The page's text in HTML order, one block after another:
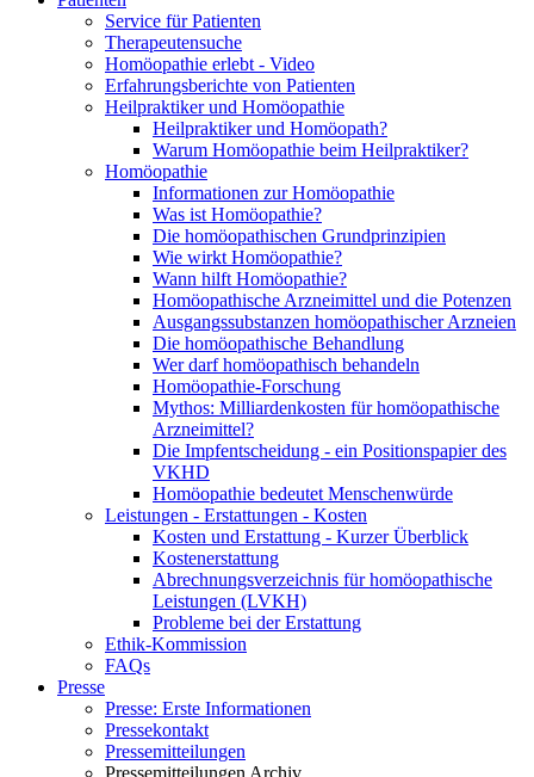
Service für Patienten
Therapeutensuche
Homöopathie erlebt - Video
Erfahrungsberichte von Patienten
Heilpraktiker und Homöopathie
Heilpraktiker und Homöopath?
Warum Homöopathie beim Heilpraktiker?
Homöopathie
Informationen zur Homöopathie
Was ist Homöopathie?
Die homöopathischen Grundprinzipien
Wie wirkt Homöopathie?
Wann hilft Homöopathie?
Homöopathische Arzneimittel und die Potenzen
Ausgangssubstanzen homöopathischer Arzneien
Die homöopathische Behandlung
Wer darf homöopathisch behandeln
Homöopathie-Forschung
Mythos: Milliardenkosten für homöopathische
Arzneimittel?
Die Impfentscheidung - ein Positionspapier des
VKHD
Homöopathie bedeutet Menschenwürde
Leistungen - Erstattungen - Kosten
Kosten und Erstattung - Kurzer Überblick
Kostenerstattung
Abrechnungsverzeichnis für homöopathische
Leistungen (LVKH)
Probleme bei der Erstattung
Ethik-Kommission
FAQs
Presse
Presse: Erste Informationen
Pressekontakt
Pressemitteilungen
Pressemitteilungen Archiv